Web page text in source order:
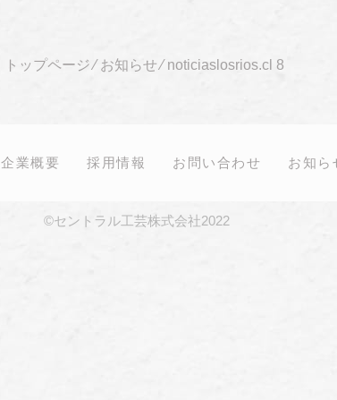
トップページ⁄ お知らせ⁄noticiaslosrios.cl 8
企業概要 採用情報 お問い合わせ お知ら
©セントラル工芸株式会社2022